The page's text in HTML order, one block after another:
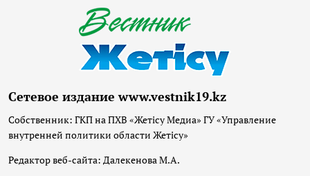
Сетевое издание www.vestnik19.kz
Собственник: ГКП на ПХВ «Жетісу Медиа» ГУ «Управление
внутренней политики области Жетісу»
Редактор веб-сайта: Далекенова М.А.